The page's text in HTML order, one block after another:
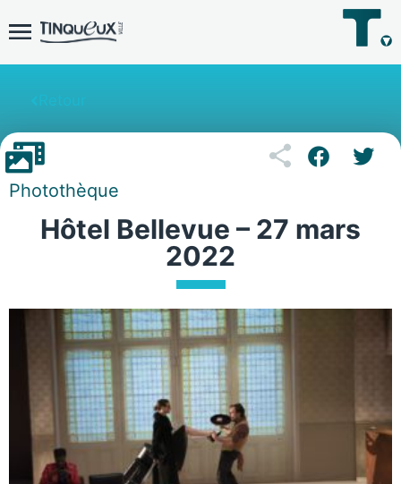
Photothèque
Hôtel Bellevue – 27 mars
2022